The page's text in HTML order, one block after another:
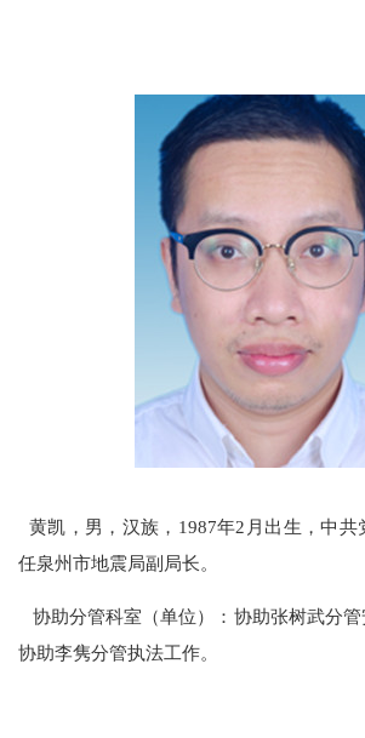
黄凯，男， 汉族，1987年2月出生，中
任泉州市地震局副局长。
协助分管科室（单位）： 协助张树武分管
协助李隽分管执法工作。